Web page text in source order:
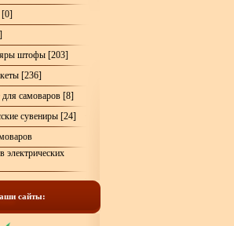
штофы [203]
[236]
самоваров [8]
сувениры [24]
электрических
сайты: